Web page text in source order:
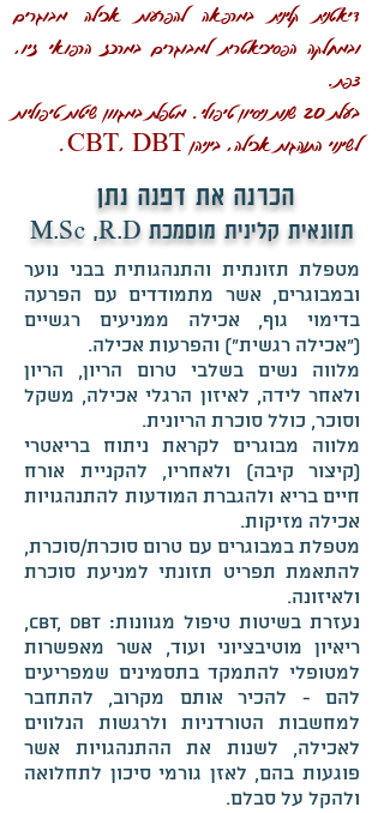
דיאטנית קלינית במרפאה להפרעות אכילה מבוגרים
ובמחלקה הפסיכיאטרית למבוגרים במרכז הרפואי זיו,
צפת.
בעלת 20 שנות ניסיון טיפולי. מטפלת במגוון שיטות טיפוליות
לשינוי התנהגות אכילה, ביניהן CBT, DBT.
הכרנה את דפנה נתן
תזונאית קלינית מוסמכת M.Sc ,R.D
מטפלת תזונתית והתנהגותית בבני נוער
ובמבוגרים, אשר מתמודדים עם הפרעה
בדימוי גוף, אכילה ממניעים רגשיים
("אכילה רגשית") והפרעות אכילה.
מלווה נשים בשלבי טרום הריון, הריון
ולאחר לידה, לאיזון הרגלי אכילה, משקל
וסוכר, כולל סוכרת הריונית.
מלווה מבוגרים לקראת ניתוח בריאטרי
(קיצור קיבה) ולאחריו, להקניית אורח
חיים בריא ולהגברת המודעות להתנהגויות
אכילה מזיקות.
מטפלת במבוגרים עם טרום סוכרת/סוכרת,
להתאמת תפריט תזונתי למניעת סוכרת
ולאיזונה.
נעזרת בשיטות טיפול מגוונות: CBT, DBT,
ריאיון מוטיבציוני ועוד, אשר מאפשרות
למטופלי להתמקד בתסמינים שמפריעים
להם - להכיר אותם מקרוב, להתחבר
למחשבות הטורדניות ולרגשות הנלווים
לאכילה, לשנות את ההתנהגויות אשר
פוגעות בהם, לאזן גורמי סיכון לתחלואה
ולהקל על סבלם.